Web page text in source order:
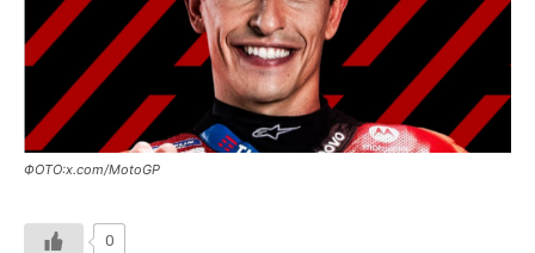
ФОТО:x.com/MotoGP
0